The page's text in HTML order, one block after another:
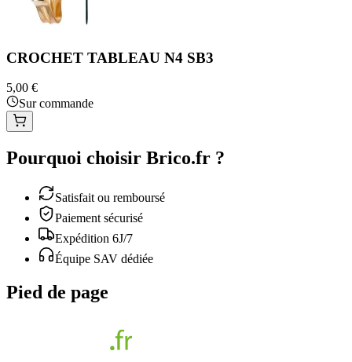
CROCHET TABLEAU N4 SB3
5,00 €
Sur commande
Pourquoi choisir Brico.fr ?
Satisfait ou remboursé
Paiement sécurisé
Expédition 6J/7
Équipe SAV dédiée
Pied de page